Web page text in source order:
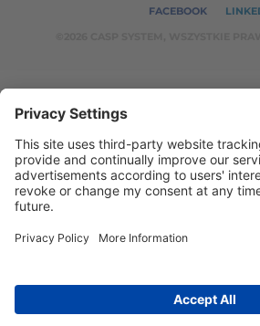
FACEBOOK
ENDT.PL
BINAR24.PL
CASP System – Your Partner in Non-
2002 - 2026 © CopyrightCASP
Disclaimer/Contact